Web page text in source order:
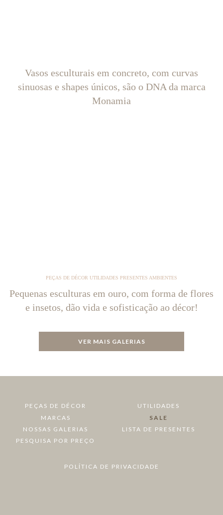
Vasos esculturais em concreto, com curvas
sinuosas e shapes únicos, são o DNA da marca
Monamia
PEÇAS DE DÉCOR UTILIDADES PRESENTES AMBIENTES
Pequenas esculturas em ouro, com forma de flores
e insetos, dão vida e sofisticação ao décor!
VER MAIS GALERIAS
PEÇAS DE DÉCOR
UTILIDADES
MARCAS
SALE
NOSSAS GALERIAS
LISTA DE PRESENTES
PESQUISA POR PREÇO
POLÍTICA DE PRIVACIDADE